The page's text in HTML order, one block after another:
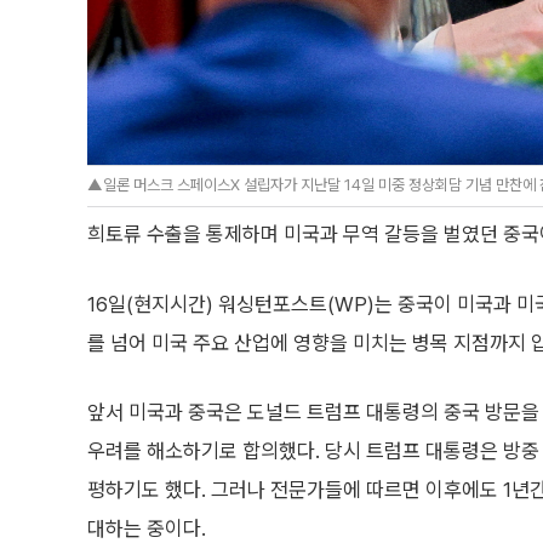
▲일론 머스크 스페이스X 설립자가 지난달 14일 미중 정상회담 기념 만찬에
희토류 수출을 통제하며 미국과 무역 갈등을 벌였던 중
16일(현지시간) 워싱턴포스트(WP)는 중국이 미국과
를 넘어 미국 주요 산업에 영향을 미치는 병목 지점까지
앞서 미국과 중국은 도널드 트럼프 대통령의 중국 방문
우려를 해소하기로 합의했다. 당시 트럼프 대통령은 방
평하기도 했다. 그러나 전문가들에 따르면 이후에도 1년
대하는 중이다.